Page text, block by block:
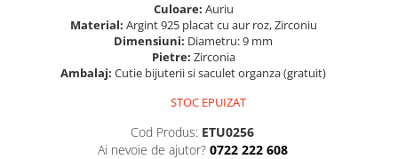
Culoare: Auriu
Material: Argint 925 placat cu aur roz, Zirconiu
Dimensiuni: Diametru: 9 mm
Pietre: Zirconia
Ambalaj: Cutie bijuterii si saculet organza (gratuit)
STOC EPUIZAT
Cod Produs: ETU0256
Ai nevoie de ajutor? 0722 222 608